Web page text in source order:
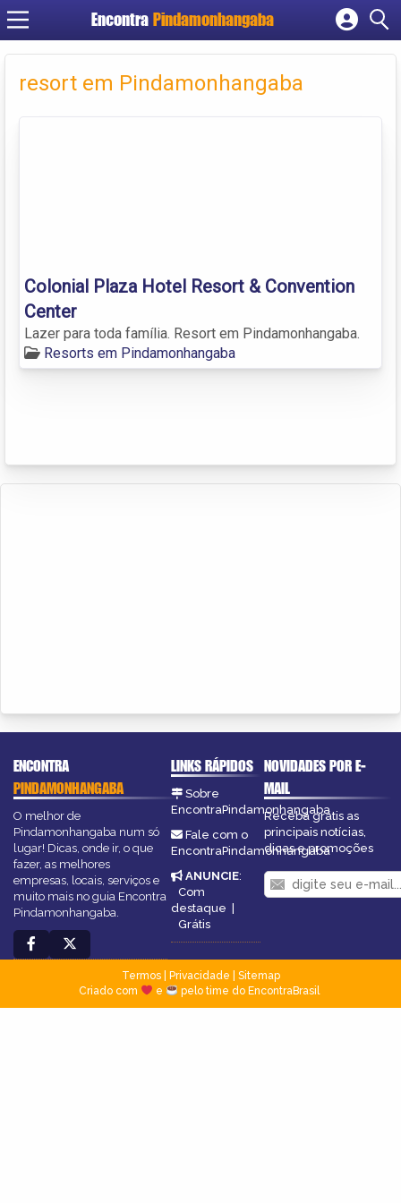
Encontra Pindamonhangaba
Cadastrar empresa
Criar conta
resort em Pindamonhangaba
Colonial Plaza Hotel Resort & Convention
Center
Lazer para toda família. Resort em Pindamonhangaba.
Resorts em Pindamonhangaba
ENCONTRA
PINDAMONHANGABA
O melhor de
Pindamonhangaba num só
lugar! Dicas, onde ir, o que
fazer, as melhores
empresas, locais, serviços e
muito mais no guia Encontra
Pindamonhangaba.
LINKS RÁPIDOS
Sobre
EncontraPindamonhangaba
Fale com o
EncontraPindamonhangaba
ANUNCIE:
Com
destaque |
Grátis
NOVIDADES POR E-
MAIL
Receba grátis as
principais notícias,
dicas e promoções
Termos| Privacidade
Sitemap
Criado com
e pelo time do EncontraBrasil